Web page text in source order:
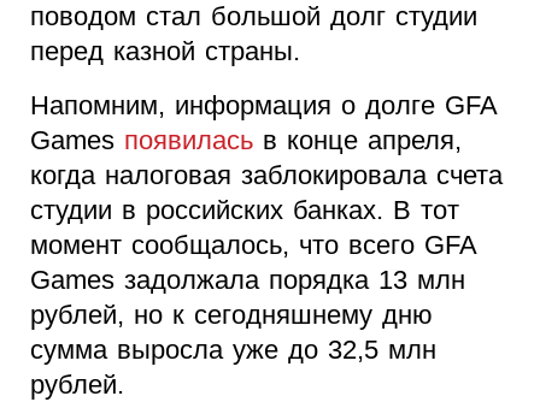
поводом стал большой долг студии
перед казной страны.
Напомним, информация о долге GFA
Games появилась в конце апреля,
когда налоговая заблокировала счета
студии в российских банках. В тот
момент сообщалось, что всего GFA
Games задолжала порядка 13 млн
рублей, но к сегодняшнему дню
сумма выросла уже до 32,5 млн
рублей.